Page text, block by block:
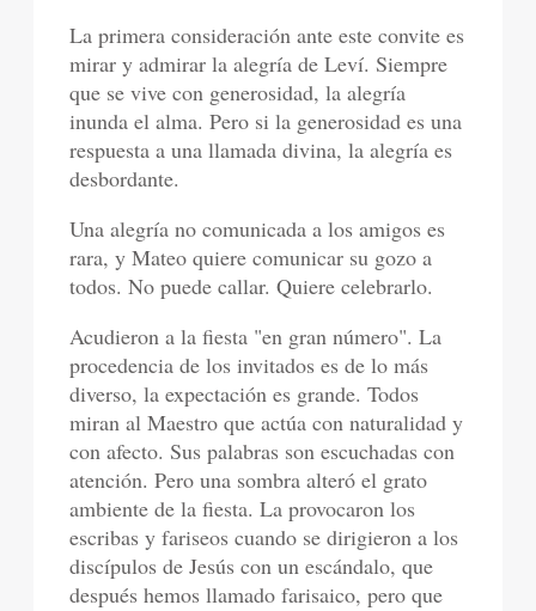
La primera consideración ante este convite es
mirar y admirar la alegría de Leví. Siempre
que se vive con generosidad, la alegría
inunda el alma. Pero si la generosidad es una
respuesta a una llamada divina, la alegría es
desbordante.
Una alegría no comunicada a los amigos es
rara, y Mateo quiere comunicar su gozo a
todos. No puede callar. Quiere celebrarlo.
Acudieron a la fiesta "en gran número". La
procedencia de los invitados es de lo más
diverso, la expectación es grande. Todos
miran al Maestro que actúa con naturalidad y
con afecto. Sus palabras son escuchadas con
atención. Pero una sombra alteró el grato
ambiente de la fiesta. La provocaron los
escribas y fariseos cuando se dirigieron a los
discípulos de Jesús con un escándalo, que
después hemos llamado farisaico, pero que